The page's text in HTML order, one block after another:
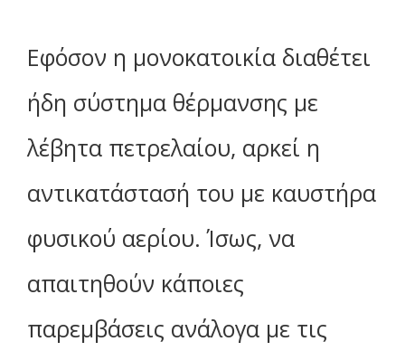
Εφόσον η μονοκατοικία διαθέτει
ήδη σύστημα θέρμανσης με
λέβητα πετρελαίου, αρκεί η
αντικατάστασή του με καυστήρα
φυσικού αερίου. Ίσως, να
απαιτηθούν κάποιες
παρεμβάσεις ανάλογα με τις